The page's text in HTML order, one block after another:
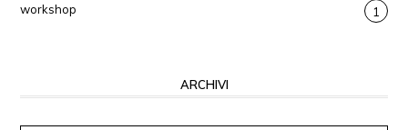
workshop 1
ARCHIVI